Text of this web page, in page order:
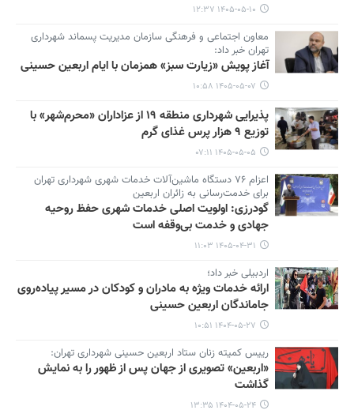
۱۴۰۵-۰۵-۱۰ ۱۲:۳۷
معاون اجتماعی و فرهنگی سازمان مدیریت پسماند شهرداری
تهران خبر داد:
آغاز پویش «زیارت سبز» همزمان با ایام اربعین حسینی
۱۴۰۵-۰۵-۰۷ ۱۰:۵۸
پذیرایی شهرداری منطقه ۱۹ از عزاداران «محرم‌شهر» با
توزیع ۹ هزار پرس غذای گرم
۱۴۰۵-۰۵-۰۵ ۰۷:۱۱
اعزام ۷۶ دستگاه ماشین‌آلات خدمات شهری شهرداری تهران
برای خدمت‌رسانی به زائران اربعین
گودرزی: اولویت اصلی خدمات شهری حفظ روحیه
جهادی و خدمت بی‌وقفه است
۱۴۰۵-۰۴-۳۱ ۱۱:۰۳
اردبیلی خبر داد؛
ارائه خدمات ویژه به مادران و کودکان در مسیر پیاده‏‌روی
جاماندگان اربعین حسینی
۱۴۰۴-۰۵-۲۷ ۱۰:۵۱
رییس کمیته زنان ستاد اربعین حسینی شهرداری تهران:
«اربعین» تصویری از جهان پس از ظهور را به نمایش
گذاشت
۱۴۰۴-۰۵-۲۴ ۱۳:۳۵